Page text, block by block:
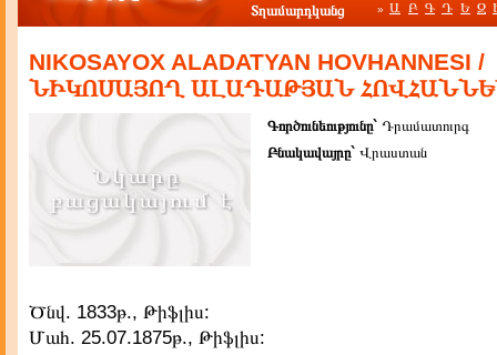
Տղամարդկանց » Ա Բ Գ Դ Ե Զ
NIKOSAYOX ALADATYAN HOVHANNESI /
ՆԻԿՈՍԱՅՈՂ ԱԼԱԴԱԹՅԱՆ
Գործունեությունը` Դրամատուրգ
Բնակավայրը` Վրաստան
Ծնվ. 1833թ., Թիֆլիս:
Մահ. 25.07.1875թ., Թիֆլիս: